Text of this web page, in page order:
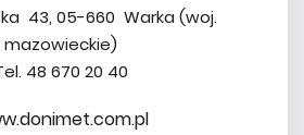
43, 05-660 Warka (woj.
mazowieckie)
48 670 20 40